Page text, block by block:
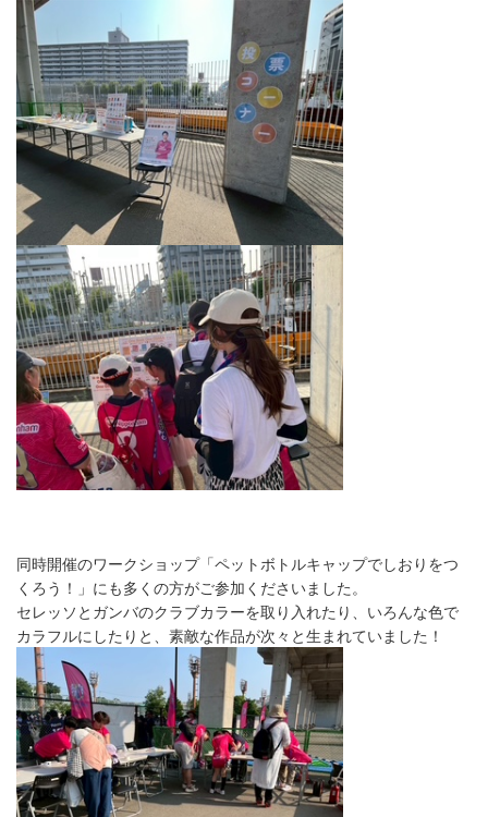
同時開催のワークショップ「ペットボトルキャップでしおりをつ
くろう！」にも多くの方がご参加くださいました。
セレッソとガンバのクラブカラーを取り入れたり、いろんな色で
カラフルにしたりと、素敵な作品が次々と生まれていました！